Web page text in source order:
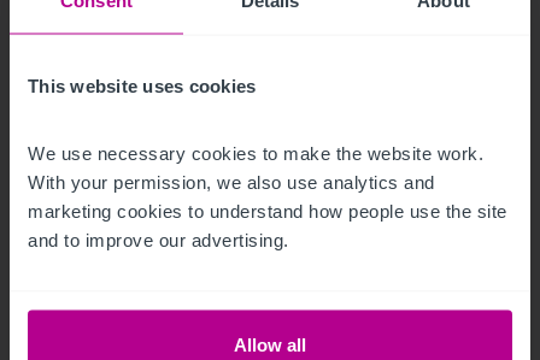
This website uses cookies
We use necessary cookies to make the website work.
With your permission, we also use analytics and
marketing cookies to understand how people use the site
and to improve our advertising.
Allow all
Business Outlook 2021 (en anglais)
Publications Hotels Évaluation